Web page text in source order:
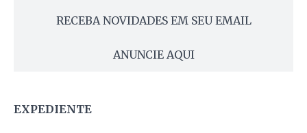
RECEBA NOVIDADES EM SEU EMAIL
ANUNCIE AQUI
EXPEDIENTE